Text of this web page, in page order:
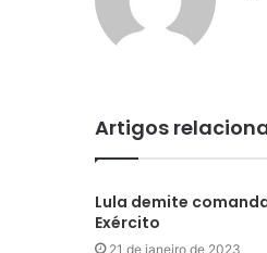
Artigos
Lula demite
Exército
21 de janeiro de 2023